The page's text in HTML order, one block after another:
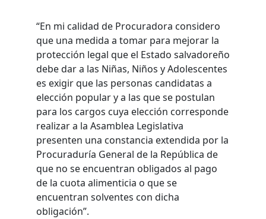
“En mi calidad de Procuradora considero
que una medida a tomar para mejorar la
protección legal que el Estado salvadoreño
debe dar a las Niñas, Niños y Adolescentes
es exigir que las personas candidatas a
elección popular y a las que se postulan
para los cargos cuya elección corresponde
realizar a la Asamblea Legislativa
presenten una constancia extendida por la
Procuraduría General de la República de
que no se encuentran obligados al pago
de la cuota alimenticia o que se
encuentran solventes con dicha
obligación”.